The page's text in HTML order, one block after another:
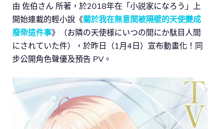
由 佐伯さん 所著，於2018年在「小説家になろう」上
開始連載的輕小說《關於我在無意間被隔壁的天使變成
廢柴這件事》（お隣の天使様にいつの間にか駄目人間
にされていた件），於昨日（1月4日）宣布動畫化！同
步公開角色聲優及預告 PV。